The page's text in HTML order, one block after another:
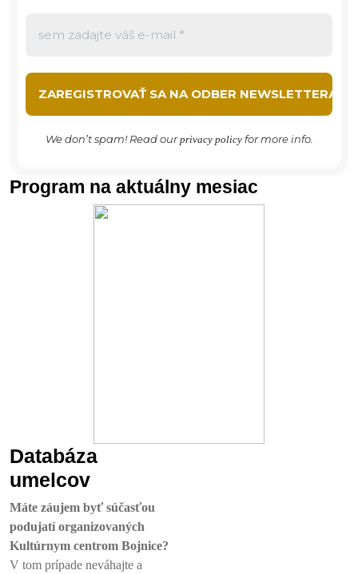
We don’t spam! Read ourprivacy policyfor more info.
Program na aktuálny mesiac
Databáza
umelcov
Máte záujem byť súčasťou
podujatí organizovaných
Kultúrnym centrom Bojnice?
V tom prípade neváhajte a